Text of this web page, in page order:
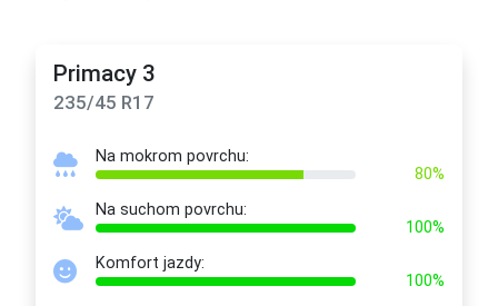
Primacy 3
235/45 R17
Na mokrom povrchu:
80%
Na suchom povrchu:
100%
Komfort jazdy:
100%